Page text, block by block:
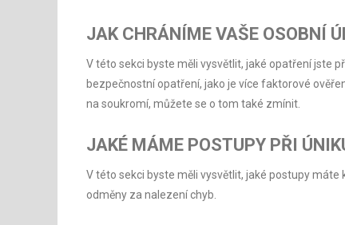
JAK CHRÁNÍME VAŠE OSOBNÍ
V této sekci byste měli vysvětlit, jaké opatření jste
bezpečnostní opatření, jako je více faktorové
na soukromí, můžete se o tom také zmínit.
JAKÉ MÁME POSTUPY PŘI
V této sekci byste měli vysvětlit, jaké postupy
odměny za nalezení chyb.